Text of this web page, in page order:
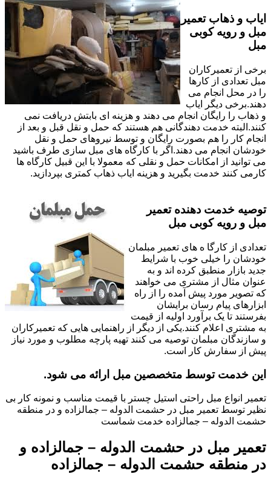
ایاب و ذهاب تعمیر
مبل و رویه کوبی
مبل
برخی از تعمیرکاران
مبل تعدادی از کارها
را در محل انجام می
دهند.برخی دیگر ایاب
و ذهاب را رایگان انجام می دهند و هزینه ای بابتش دریافت نمی
کنند.البته خدمت دهندگانی هم هستند که حمل و نقل قبل و بعد از
انجام کار را هم بصورت رایگان و توسط نیروهای حمل و نقل
خودشان انجام می دهند.اگر با کارگاه های مبل سازی طرف باشید
می توانید از امکانات حمل و نقلی که معمولا با این قبیل کارگاه ها
کارمی کنند خدمت بگیرید و هزینه ایاب ذهاب کمتری بپردازید.
توصیه خدمت دهنده تعمیر
مبل و رویه کوبی مبل
تعدادی از کارگا ه های تعمیر مبلمان
خودشان را خیلی خوب با شرایط
جدید بازار منطبق کرده اند و به
عنوان مثال از مشتری می خواهند
که تصویر مورد پیش آمده را از راه
ابزارهای پیام رسان برایشان
بفرستند تا یک برآورد اولیه از قیمت
به مشتری اعلام کنند.یکی از دیگر از راهنمایی هایی که تعمیرکاران
و سازندگان مبلمان توصیه می کنند تهیه پارچه مطلوب و مورد نیاز
پیش از سفارش کار است.
این خدمت توسط متخصصین مبل ارائه می شود.
تعمیر انواع مبل راحتی استیل چستر با قیمت مناسب و نمونه کار بی
نظیر توسط تعمیر مبل در حشمت الدوله – جمالزاده و در منطقه
حشمت الدوله – جمالزاده خدمت شماست
تعمیر مبل در حشمت الدوله – جمالزاده و
در منطقه حشمت الدوله – جمالزاده